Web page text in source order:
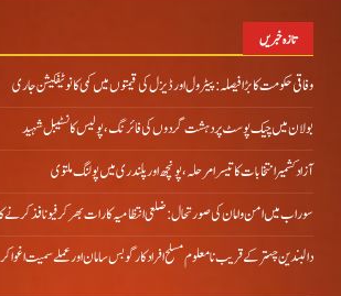
تازہ خبریں
وفاقی حکومت کا بڑا فیصلہ: پیٹرول اور ڈیزل کی قیمتوں میں کمی کا نوٹیفکیشن جاری
بولان میں چیک پوسٹ پر دہشت گردوں کی فائرنگ، پولیس کانسٹیبل شہید
آزاد کشمیر انتخابات کا تیسرا مرحلہ، پونچھ اور پلندری میں پولنگ ملتوی
سوراب میں امن و امان کی صورتحال: ضلعی انتظامیہ کا رات بھر کرفیو نافذ کرنے
دالبندین چہتر کے قریب نامعلوم مسلح افراد کارگو بس سامان اور عملے سمیت